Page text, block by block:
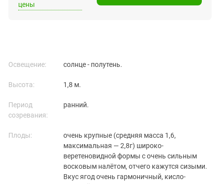
цены
Освещение: солнце - полутень.
Высота: 1,8 м.
Период
созревания:
ранний.
Плоды:
очень крупные (средняя масса 1,6,
максимальная — 2,8г) широко-
веретеновидной формы с очень сильным
восковым налётом, отчего кажутся сизыми.
Вкус ягод очень гармоничный, кисло-